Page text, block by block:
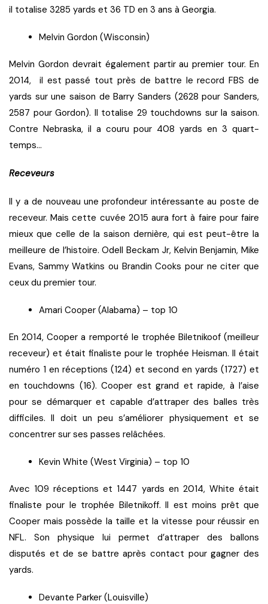
il totalise 3285 yards et 36 TD en 3 ans à Georgia.
Melvin Gordon (Wisconsin)
Melvin Gordon devrait également partir au premier tour. En
2014, il est passé tout près de battre le record FBS de
yards sur une saison de Barry Sanders (2628 pour Sanders,
2587 pour Gordon). Il totalise 29 touchdowns sur la saison.
Contre Nebraska, il a couru pour 408 yards en 3 quart-
temps…
Receveurs
Il y a de nouveau une profondeur intéressante au poste de
receveur. Mais cette cuvée 2015 aura fort à faire pour faire
mieux que celle de la saison dernière, qui est peut-être la
meilleure de l’histoire. Odell Beckam Jr, Kelvin Benjamin, Mike
Evans, Sammy Watkins ou Brandin Cooks pour ne citer que
ceux du premier tour.
Amari Cooper (Alabama) – top 10
En 2014, Cooper a remporté le trophée Biletnikoof (meilleur
receveur) et était finaliste pour le trophée Heisman. Il était
numéro 1 en réceptions (124) et second en yards (1727) et
en touchdowns (16). Cooper est grand et rapide, à l’aise
pour se démarquer et capable d’attraper des balles très
difficiles. Il doit un peu s’améliorer physiquement et se
concentrer sur ses passes relâchées.
Kevin White (West Virginia) – top 10
Avec 109 réceptions et 1447 yards en 2014, White était
finaliste pour le trophée Biletnikoff. Il est moins prêt que
Cooper mais possède la taille et la vitesse pour réussir en
NFL. Son physique lui permet d’attraper des ballons
disputés et de se battre après contact pour gagner des
yards.
Devante Parker (Louisville)